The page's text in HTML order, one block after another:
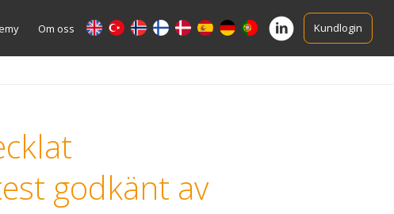
Om oss Kundlogin
godkänt av